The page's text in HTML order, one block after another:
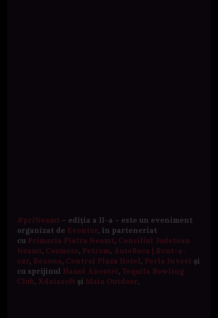
#priNeamt – ediția a II-a – este un eveniment
organizat de Eventur, în parteneriat
cu Primaria Piatra Neamt, Consiliul Judetean
Neamt, Cosmote, Petrom, AutoBoca | Rent-a-
car, Rexona, Central Plaza Hotel, Perla Invest și
cu sprijinul Hanul Ancutei, Tequila Bowling
Club, Xdatasoft și Maia Outdoor.